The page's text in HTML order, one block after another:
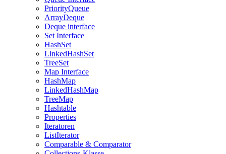
PriorityQueue
ArrayDeque
Deque interface
Set Interface
HashSet
LinkedHashSet
TreeSet
Map Interface
HashMap
LinkedHashMap
TreeMap
Hashtable
Properties
Iteratoren
ListIterator
Comparable & Comparator